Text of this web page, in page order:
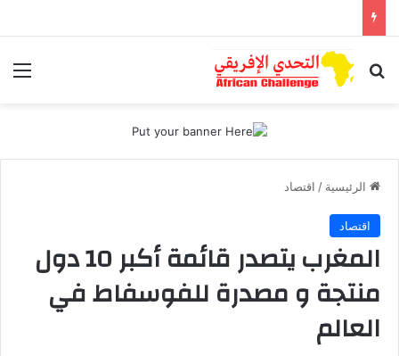
بحث عن
الرئيسية / اقتصاد
اقتصاد
المغرب يتصدر قائمة أكبر 10 دول
منتجة و مصدرة للفوسفاط في
العالم